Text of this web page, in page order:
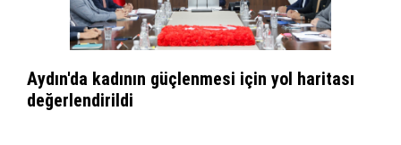
Aydın'da kadının güçlenmesi için yol haritası
değerlendirildi